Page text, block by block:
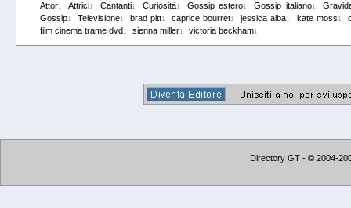
Attor1 Attrici1 Cantanti1 Curiosità1 Gossip estero1 Gossip italiano1
Gossip1 Televisione1 brad pitt1 caprice bourret1 jessica alba1 kate moss1
film cinema trame dvd1 sienna miller1 victoria beckham1
Directory GT - © 2004-